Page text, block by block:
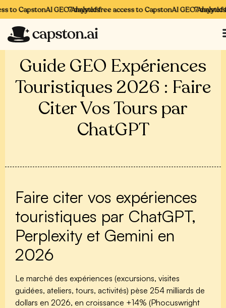
to CapstonAI GEO Analytics7 days of free access to CapstonAI GEO Analytics
7 days of
Guide GEO Expériences
Touristiques 2026 : Faire
Citer Vos Tours par
ChatGPT
Faire citer vos expériences
touristiques par ChatGPT,
Perplexity et Gemini en
2026
Le marché des expériences (excursions, visites
guidées, ateliers, tours, activités) pèse 254 milliards de
dollars en 2026, en croissance +14% (Phocuswright